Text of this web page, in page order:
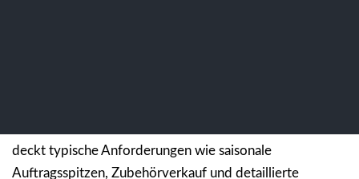
deckt typische Anforderungen wie saisonale
Auftragsspitzen, Zubehörverkauf und detaillierte